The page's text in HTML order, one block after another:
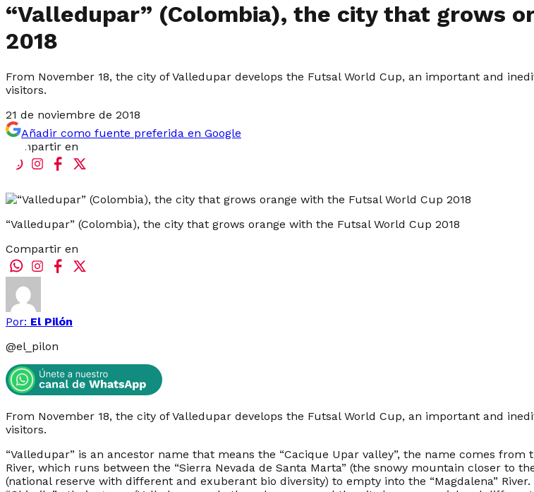
“Valledupar” (Colombia), the city that grows
2018
From November 18, the city of Valledupar develops the Futsal World Cup, an important and
visitors.
21 de noviembre de 2018
Añadir como fuente preferida en Google
Compartir en
“Valledupar” (Colombia), the city that grows orange with the Futsal World Cup 2018
Compartir en
Por: El Pilón
@el_pilon
From November 18, the city of Valledupar develops the Futsal World Cup, an important and
visitors.
“Valledupar” is an ancestor name that means the “Cacique Upar valley”, the name comes from
River, which runs between the “Sierra Nevada de Santa Marta” (the snowy mountain closer to
(national reserve with different and exuberant bio diversity) to empty into the “Magdalena”